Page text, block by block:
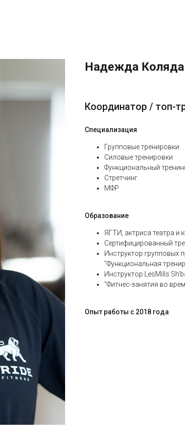
Надежда Коляда
Координатор / топ-
Специализация
Групповые тренировки
Силовые тренировки
Функциональный
Стретчинг
МФР
Образование
ЯГТИ, актриса театра и
Сертифицированный
Инструктор групповых
"Функциональная
Инструктор LesMills
"Фитнес-занятия во
Опыт работы с 2018 года